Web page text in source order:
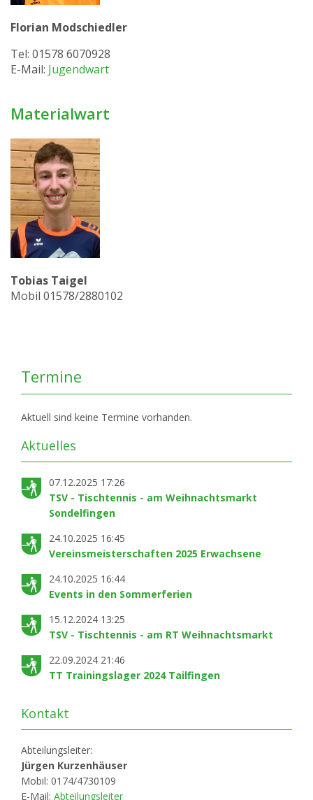
Florian Modschiedler
Tel: 01578 6070928
E-Mail: Jugendwart
Materialwart
Tobias Taigel
Mobil 01578/2880102
Termine
Aktuell sind keine Termine vorhanden.
Aktuelles
07.12.2025 17:26
TSV - Tischtennis - am Weihnachtsmarkt
Sondelfingen
24.10.2025 16:45
Vereinsmeisterschaften 2025 Erwachsene
24.10.2025 16:44
Events in den Sommerferien
15.12.2024 13:25
TSV - Tischtennis - am RT Weihnachtsmarkt
22.09.2024 21:46
TT Trainingslager 2024 Tailfingen
Kontakt
Abteilungsleiter:
Jürgen Kurzenhäuser
Mobil: 0174/4730109
E-Mail: Abteilungsleiter